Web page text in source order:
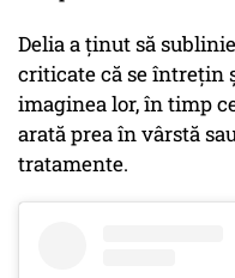
Delia a ținut să
criticate că se întrețin
imaginea lor, în timp
arată prea în vârstă
tratamente.